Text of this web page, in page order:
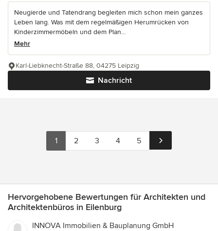
Neugierde und Tatendrang begleiten mich schon mein ganzes
Leben lang. Was mit dem regelmäßigen Herumrücken von
Kinderzimmermöbeln und dem Plan...
Mehr
Nachricht
Karl-Liebknecht-Straße 88, 04275 Leipzig
1 2 3 4 5
Hervorgehobene Bewertungen für Architekten und
Architektenbüros in Eilenburg
INNOVA Immobilien & Bauplanung GmbH